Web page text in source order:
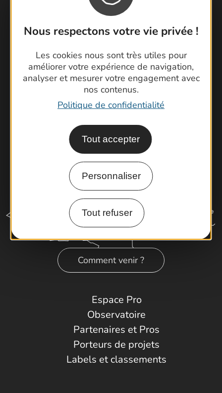
Nous respectons votre vie privée !
Les cookies nous sont très utiles pour
améliorer votre expérience de navigation,
analyser et mesurer votre engagement avec
nos contenus.
Politique de confidentialité
Tout accepter
Personnaliser
Tout refuser
Contactez-nous !
Foire aux questions
Brochures
Cartoguides et Topoguides
Latitude Gard
Comment venir ?
Espace Pro
Observatoire
Partenaires et Pros
Porteurs de projets
Labels et classements